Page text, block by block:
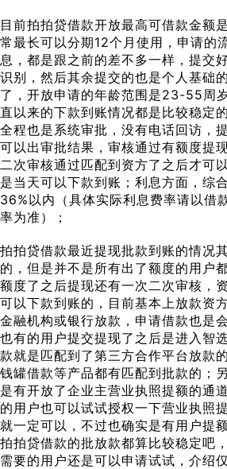
目前拍拍贷借款开放最高可借款金额
常最长可以分期12个月使用，申请的
息，都是跟之前的差不多一样，提交
识别，然后其余提交的也是个人基础
了，开放申请的年龄范围是23-55周
直以来的下款到账情况都是比较稳定
全程也是系统审批，没有电话回访，
可以出审批结果，审核通过有额度提
二次审核通过匹配到资方了之后才可
是当天可以下款到账；利息方面，综
36%以内（具体实际利息费率请以借
率为准）；
拍拍贷借款最近提现批款到账的情况
的，但是并不是所有出了额度的用户
额度了之后提现还有一次二次审核，
可以下款到账的，目前基本上放款资
金融机构或银行放款，申请借款也是
也有的用户提交提现了之后是进入智
款就是匹配到了第三方合作平台放款
钱罐借款等产品都有匹配到批款的；
是有开放了企业主营业执照提额的通
的用户也可以试试授权一下营业执照
就一定可以，不过也确实是有用户提
拍拍贷借款的批放款都算比较稳定吧
需要的用户还是可以申请试试，介绍仅